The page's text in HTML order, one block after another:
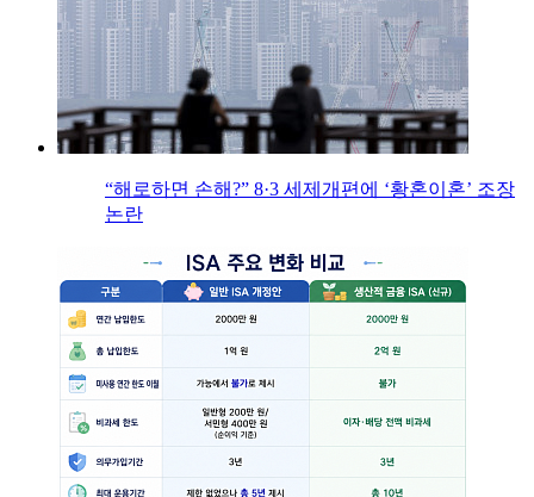
“해로하면 손해?” 8·3 세제개편에 ‘황혼이혼’ 조장
논란